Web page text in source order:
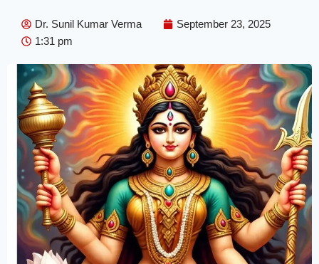
Dr. Sunil Kumar Verma
September 23, 2025
1:31 pm